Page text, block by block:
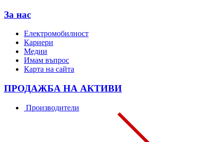
За нас
Електромобилност
Кариери
Медии
Имам въпрос
Карта на сайта
ПРОДАЖБА НА АКТИВИ
Производители